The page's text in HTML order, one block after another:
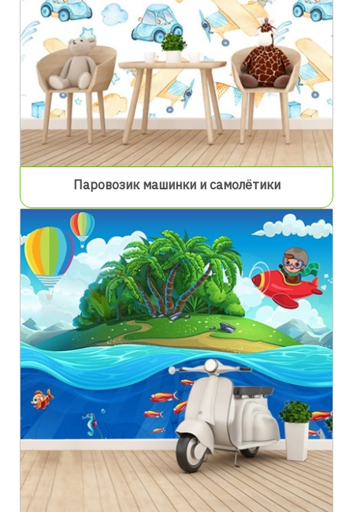
Паровозик машинки и самолётики